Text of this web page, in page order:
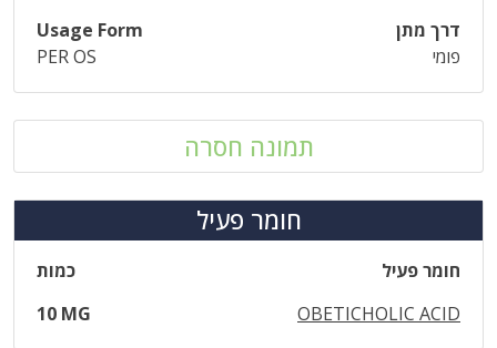
דרך מתן
Usage Form
פומי
PER OS
תמונה חסרה
חומר פעיל
חומר פעיל
כמות
OBETICHOLIC ACID
10 MG